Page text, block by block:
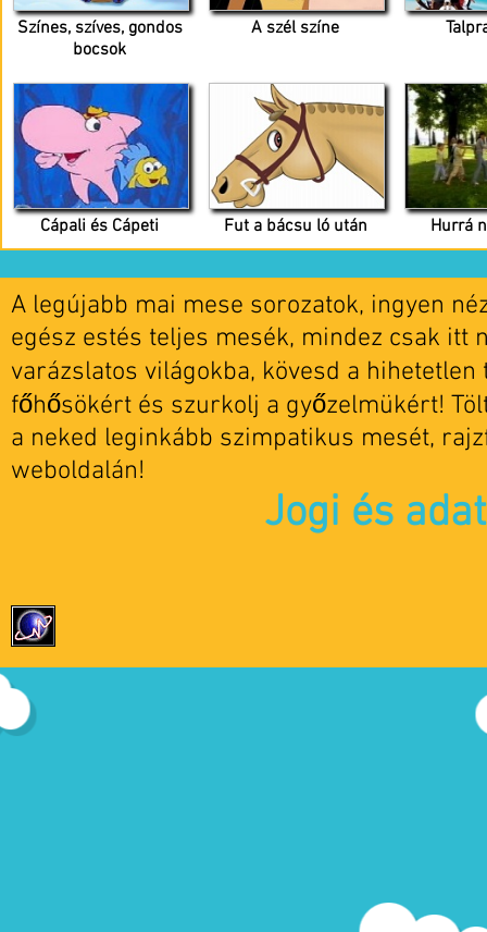
Színes, szíves, gondos
bocsok
A szél színe
Cápali és Cápeti Fut a bácsu ló után Hurrá
A legújabb mai mese sorozatok, ingyen
egész estés teljes mesék, mindez csak itt
varázslatos világokba, kövesd a
főhősökért és szurkolj a győzelmükért!
a neked leginkább szimpatikus mesét,
weboldalán!
Jogi és